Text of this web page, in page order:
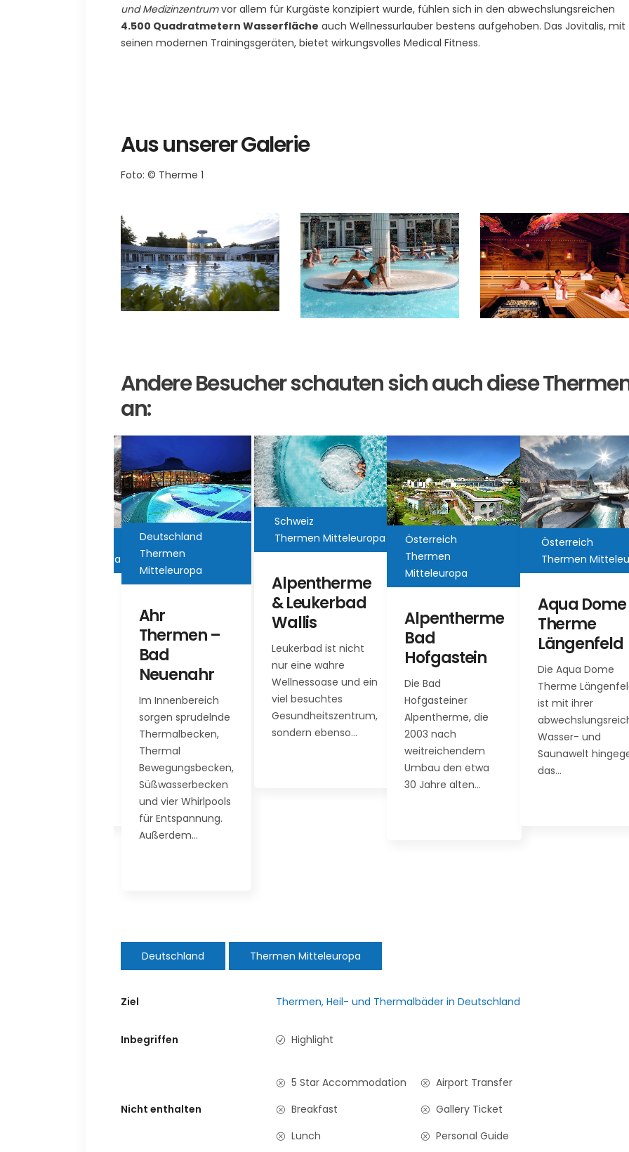
und Medizinzentrumvor allem für Kurgäste konzipiert wurde, fühlen sich in den abwechslungsreichen
4.500 Quadratmetern Wasserfläche auch Wellnessurlauber bestens aufgehoben. Das Jovitalis, mit
seinen modernen Trainingsgeräten, bietet wirkungsvolles Medical Fitness.
Aus unserer Galerie
Foto: © Therme 1
Andere Besucher schauten sich auch diese
an:
Schweiz
Thermen Mitteleuropa
Alpentherme
Wallis
Leukerbad ist nicht
nur eine wahre
Wellnessoase und ein
viel besuchtes
Gesundheitszentrum,
sondern ebenso…
Österreich
Thermen
Alpentherme
Hofgastein
Die Bad
Hofgasteiner
Alpentherme, die
2003 nach
Österreich
Thermen Mitteleuropa
Therme
Längenfeld
Die Aqua Dome
Therme Längenfeld
ist mit ihrer
abwechslungsreichen
Wasser- und
Saunawelt hingegen
das…
Deutschland
Thermen
Mitteleuropa
Ahr
Thermen –
Bad
Neuenahr
Im Innenbereich
sorgen sprudelnde
Thermalbecken,
Thermal
Deutschland Thermen Mitteleuropa
Ziel Thermen, Heil- und Thermalbäder in Deutschland
Inbegriffen Highlight
Nicht enthalten
5 Star Accommodation
Airport Transfer
Breakfast
Gallery Ticket
Lunch
Personal Guide